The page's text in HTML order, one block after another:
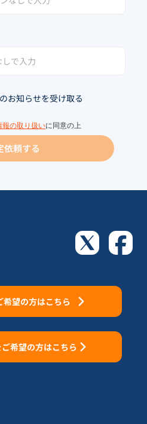
お知らせを受け取る
報の取り扱いに同意の上
依頼する
望の方はこちら
希望の方はこちら